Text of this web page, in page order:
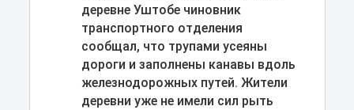
деревне Уштобе чиновник
транспортного отделения
сообщал, что трупами усеяны
дороги и заполнены канавы вдоль
железнодорожных путей. Жители
деревни уже не имели сил рыть